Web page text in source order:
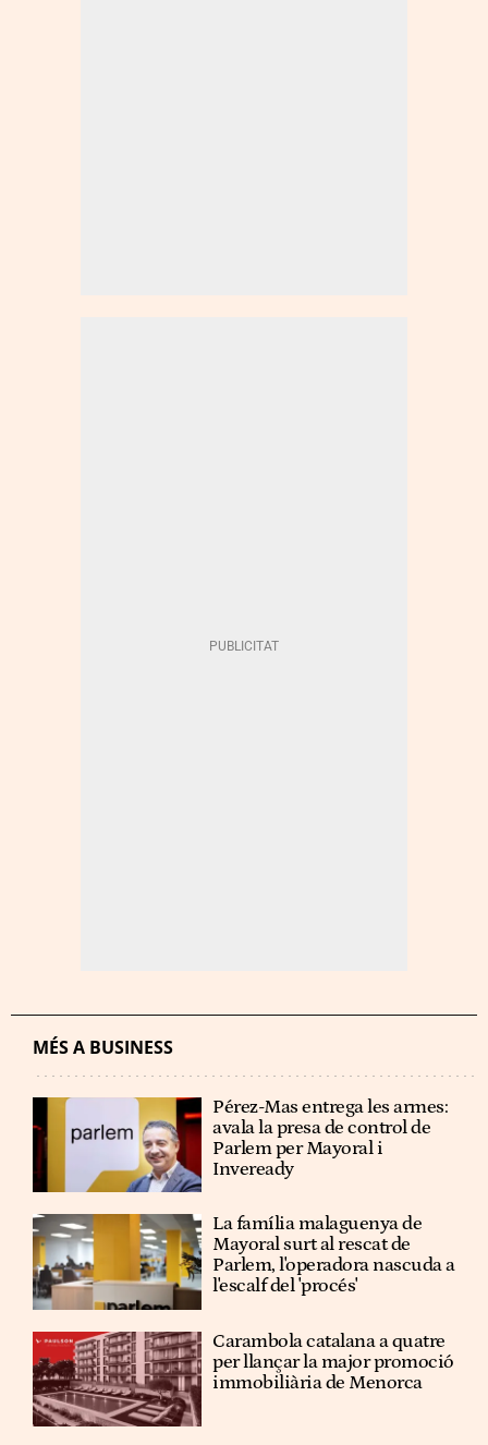
MÉS A BUSINESS
Pérez-Mas entrega les armes:
avala la presa de control de
Parlem per Mayoral i
Inveready
La família malaguenya de
Mayoral surt al rescat de
Parlem, l'operadora nascuda a
l'escalf del 'procés'
Carambola catalana a quatre
per llançar la major promoció
immobiliària de Menorca